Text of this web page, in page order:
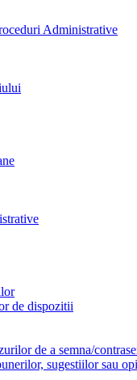
Administrative
de dispozitii
de a semna/
sugestiilor sau